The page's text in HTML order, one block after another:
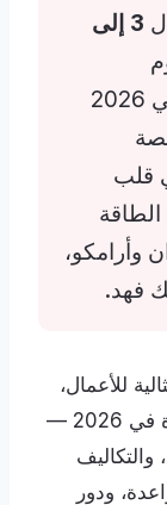
3 إلى
الحكومية للتأسيس بشكل كبير في 2026
قلب
وأرامكو،
فهد.
للأعمال،
وكيف تؤسس شركتك فيها خطوةً بخطوة في 2026 —
ودور